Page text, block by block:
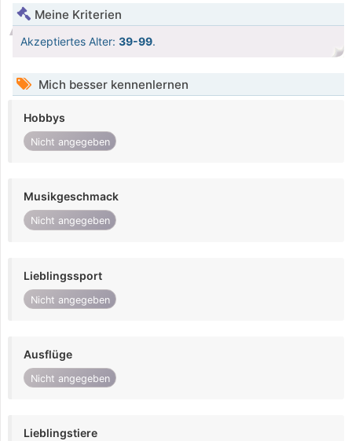
Meine Kriterien
Akzeptiertes Alter: 39-99.
Mich besser kennenlernen
Hobbys
Nicht angegeben
Musikgeschmack
Nicht angegeben
Lieblingssport
Nicht angegeben
Ausflüge
Nicht angegeben
Lieblingstiere